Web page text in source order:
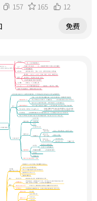
157 165
12
免费